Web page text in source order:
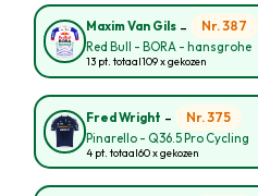
Maxim Van Gils - Nr. 387
Red Bull - BORA - hansgrohe
13 pt. totaal109 x gekozen
Fred Wright - Nr. 375
Pinarello - Q36.5 Pro Cycling
4 pt. totaal60 x gekozen